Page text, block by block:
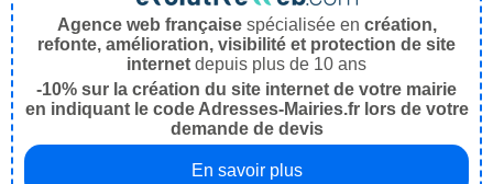
Agence web françaisespécialisée en création,
refonte, amélioration, visibilité et protection de site
internet depuis plus de 10 ans
-10% sur la création du site internet de votre mairie
en indiquant le code Adresses-Mairies.fr lors de votre
demande de devis
En savoir plus